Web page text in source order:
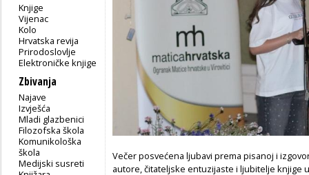
Knjige
Vijenac
Kolo
Hrvatska revija
Prirodoslovlje
Elektroničke knjige
Zbivanja
Najave
Izvješća
Mladi glazbenici
Filozofska škola
Komunikološka
škola
Medijski susreti
Večer posvećena ljubavi prema pisanoj i
autore, čitateljske entuzijaste i ljubitelje knjige